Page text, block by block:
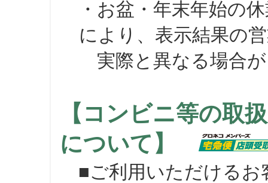
・お盆・年末年始の
により、表示結果の
実際と異なる場合が
【コンビニ等の取
について】
■ご利用いただけるお